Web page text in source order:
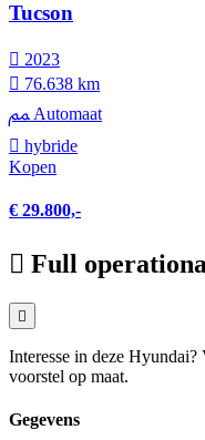
Tucson
2023
76.638 km
Automaat
hybride
Kopen
€ 29.800,-
Full
Interesse in deze Hyundai?
voorstel op maat.
Gegevens